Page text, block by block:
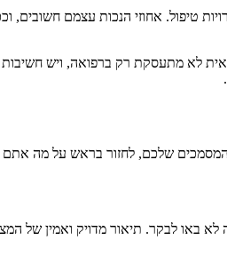
אחוזי הנכות עצמם חשובים,
לא מתעסקת רק ברפואה, ויש
שלכם, לחזור בראש על מה אתם
באו לבקר. תיאור מדויק ואמין של